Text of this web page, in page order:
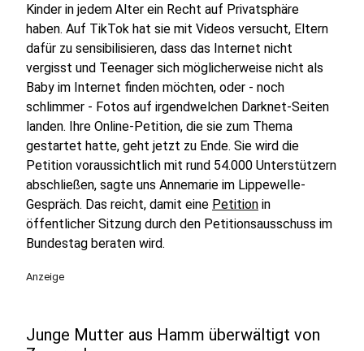
Kinder in jedem Alter ein Recht auf Privatsphäre
haben. Auf TikTok hat sie mit Videos versucht, Eltern
dafür zu sensibilisieren, dass das Internet nicht
vergisst und Teenager sich möglicherweise nicht als
Baby im Internet finden möchten, oder - noch
schlimmer - Fotos auf irgendwelchen Darknet-Seiten
landen. Ihre Online-Petition, die sie zum Thema
gestartet hatte, geht jetzt zu Ende. Sie wird die
Petition voraussichtlich mit rund 54.000 Unterstützern
abschließen, sagte uns Annemarie im Lippewelle-
Gespräch. Das reicht, damit eine Petition in
öffentlicher Sitzung durch den Petitionsausschuss im
Bundestag beraten wird.
Anzeige
Junge Mutter aus Hamm überwältigt von